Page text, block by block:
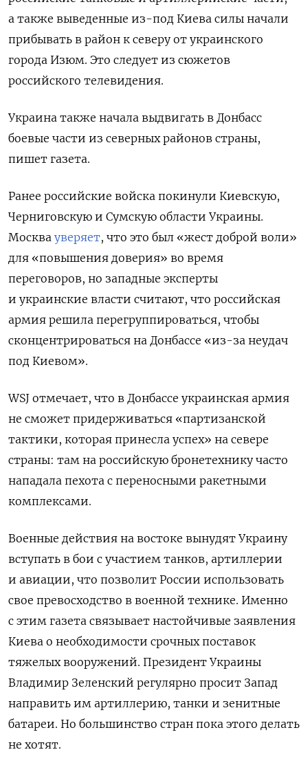
а также выведенные из-под Киева силы начали
прибывать в район к северу от украинского
города Изюм. Это следует из сюжетов
российского телевидения.
Украина также начала выдвигать в Донбасс
боевые части из северных районов страны,
пишет газета.
Ранее российские войска покинули Киевскую,
Черниговскую и Сумскую области Украины.
Москва уверяет, что это был «жест доброй воли»
для «повышения доверия» во время
переговоров, но западные эксперты
и украинские власти считают, что российская
армия решила перегруппироваться, чтобы
сконцентрироваться на Донбассе «из-за неудач
под Киевом».
WSJ отмечает, что в Донбассе украинская армия
не сможет придерживаться «партизанской
тактики, которая принесла успех» на севере
страны: там на российскую бронетехнику часто
нападала пехота с переносными ракетными
комплексами.
Военные действия на востоке вынудят Украину
вступать в бои с участием танков, артиллерии
и авиации, что позволит России использовать
свое превосходство в военной технике. Именно
с этим газета связывает настойчивые заявления
Киева о необходимости срочных поставок
тяжелых вооружений. Президент Украины
Владимир Зеленский регулярно просит Запад
направить им артиллерию, танки и зенитные
батареи. Но большинство стран пока этого делать
не хотят.